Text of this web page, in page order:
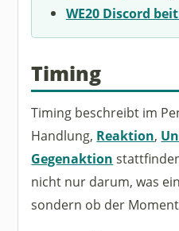
WE20 Discord
Timing
Timing beschreibt im
Handlung, Reaktion,
Gegenaktion
nicht nur darum, was
sondern ob der